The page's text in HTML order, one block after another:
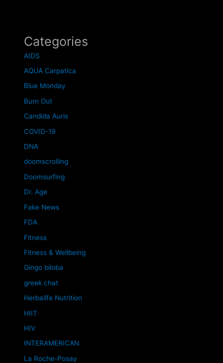
Categories
AIDS
AQUA Carpatica
Blue Monday
Burn Out
Candida Auris
COVID-19
DNA
doomscrolling
Doomsurfing
Dr. Age
Fake News
FDA
Fitness
Fitness & Wellbeing
Gingo biloba
greek chat
Herbalife Nutrition
HIIT
HIV
INTERAMERICAN
La Roche-Posay